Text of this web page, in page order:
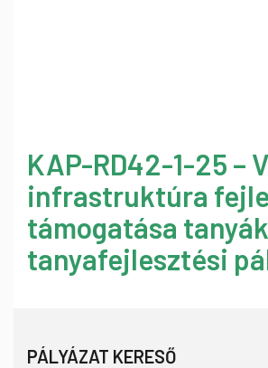
KAP-RD42-1-25 –
infrastruktúra
támogatása
tanyafejlesztési
PÁLYÁZAT KERESŐ